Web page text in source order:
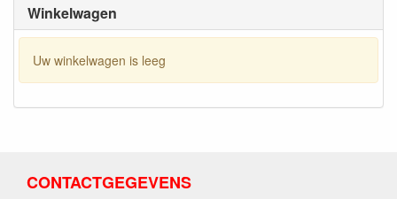
Winkelwagen
Uw winkelwagen is leeg
CONTACTGEGEVENS